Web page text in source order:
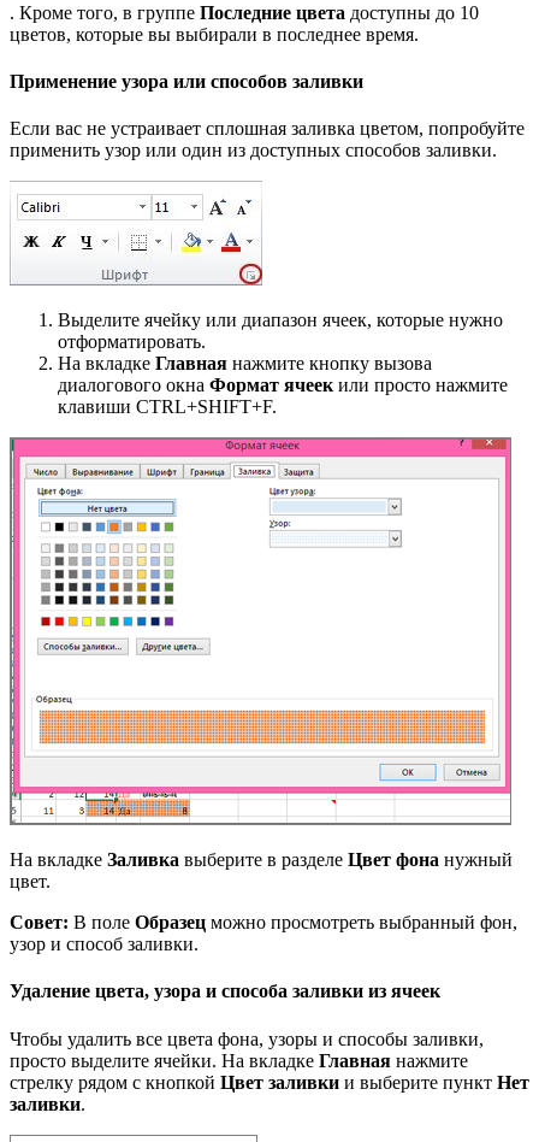
. Кроме того, в группе Последние цвета доступны до 10
цветов, которые вы выбирали в последнее время.
Применение узора или способов заливки
Если вас не устраивает сплошная заливка цветом, попробуйте
применить узор или один из доступных способов заливки.
Выделите ячейку или диапазон ячеек, которые нужно
отформатировать.
На вкладке Главная нажмите кнопку вызова
диалогового окна Формат ячеек или просто нажмите
клавиши CTRL+SHIFT+F.
На вкладке Заливка выберите в разделе Цвет фона нужный
цвет.
Совет: В поле Образец можно просмотреть выбранный фон,
узор и способ заливки.
Удаление цвета, узора и способа заливки из ячеек
Чтобы удалить все цвета фона, узоры и способы заливки,
просто выделите ячейки. На вкладке Главная нажмите
стрелку рядом с кнопкой Цвет заливки и выберите пункт Нет
заливки.